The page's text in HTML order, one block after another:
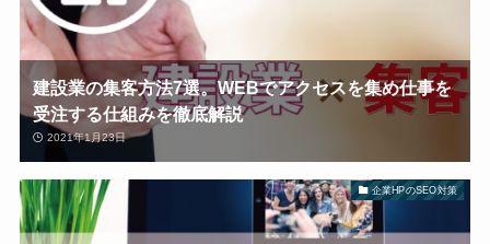
建設業の集客方法7選。WEBでアクセスを集め仕事を
受注する仕組みを徹底解説
2021年1月23日
企業HPのSEO対策